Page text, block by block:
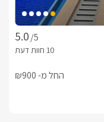
/5
החל מ- ₪900